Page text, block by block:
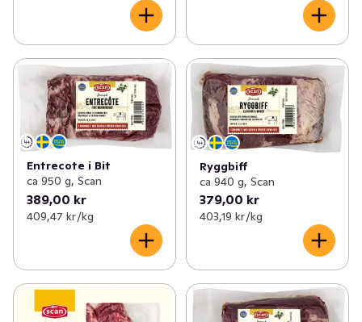
Entrecote i Bit
ca 950 g, Scan
389,00 kr
409,47 kr /kg
Ryggbiff
ca 940 g, Scan
379,00 kr
403,19 kr /kg